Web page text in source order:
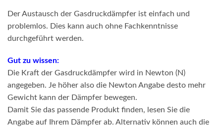
Der Austausch der Gasdruckdämpfer ist einfach und
problemlos. Dies kann auch ohne Fachkenntnisse
durchgeführt werden.
Gut zu wissen:
Die Kraft der Gasdruckdämpfer wird in Newton (N)
angegeben. Je höher also die Newton Angabe desto mehr
Gewicht kann der Dämpfer bewegen.
Damit Sie das passende Produkt finden, lesen Sie die
Angabe auf Ihrem Dämpfer ab. Alternativ können auch die